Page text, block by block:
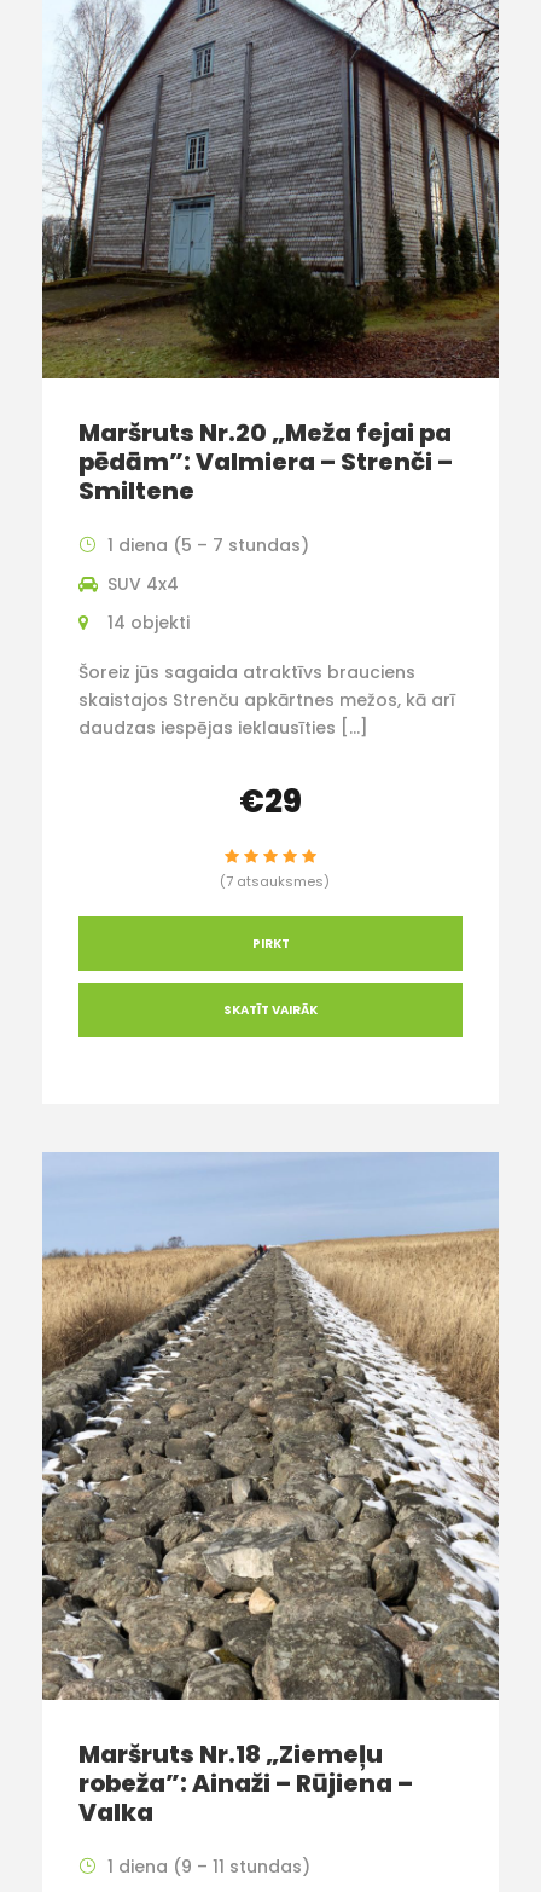
Maršruts Nr.20 „Meža fejai pa
pēdām”: Valmiera – Strenči –
Smiltene
1 diena (5 – 7 stundas)
SUV 4x4
14 objekti
Šoreiz jūs sagaida atraktīvs brauciens
skaistajos Strenču apkārtnes mežos, kā arī
daudzas iespējas ieklausīties […]
€29
(7 atsauksmes)
PIRKT
SKATĪT VAIRĀK
Maršruts Nr.18 „Ziemeļu
robeža”: Ainaži – Rūjiena –
Valka
1 diena (9 – 11 stundas)